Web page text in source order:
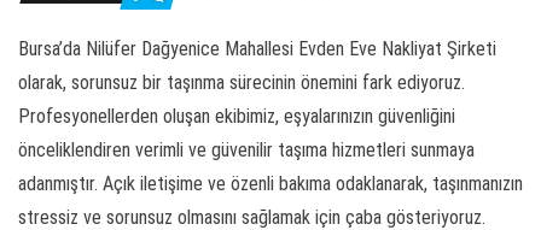
Bursa’da Nilüfer Dağyenice Mahallesi Evden Eve Nakliyat Şirketi
olarak, sorunsuz bir taşınma sürecinin önemini fark ediyoruz.
Profesyonellerden oluşan ekibimiz, eşyalarınızın güvenliğini
önceliklendiren verimli ve güvenilir taşıma hizmetleri sunmaya
adanmıştır. Açık iletişime ve özenli bakıma odaklanarak, taşınmanızın
stressiz ve sorunsuz olmasını sağlamak için çaba gösteriyoruz.